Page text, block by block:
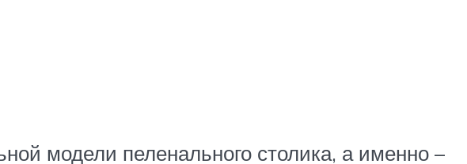
модели пеленального столика, а именно –